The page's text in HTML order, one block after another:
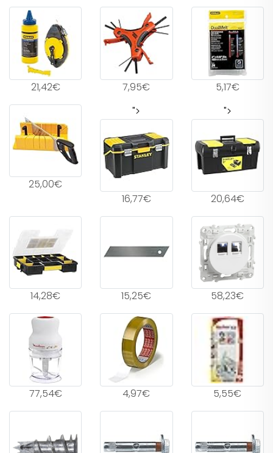
21,42€ 7,95€ 5,17€
25,00€
">
16,77€
">
20,64€
14,28€ 15,25€ 58,23€
77,54€ 4,97€ 5,55€